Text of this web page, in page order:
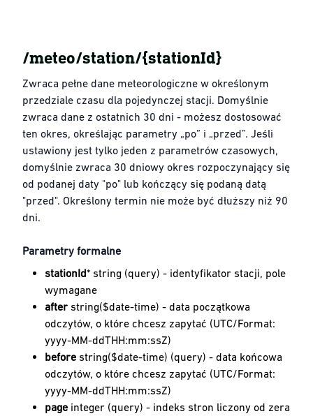
​/meteo/station/{stationId}
Zwraca pełne dane meteorologiczne w określonym
przedziale czasu dla pojedynczej stacji. Domyślnie
zwraca dane z ostatnich 30 dni - możesz dostosować
ten okres, określając parametry „po” i „przed”. Jeśli
ustawiony jest tylko jeden z parametrów czasowych,
domyślnie zwraca 30 dniowy okres rozpoczynający się
od podanej daty "po" lub kończący się podaną datą
"przed". Określony termin nie może być dłuższy niż 90
dni.
Parametry formalne
stationId* string (query) - identyfikator stacji, pole
wymagane
after string($date-time) - data początkowa
odczytów, o które chcesz zapytać (UTC/Format:
yyyy-MM-ddTHH:mm:ssZ)
before string($date-time) (query) - data końcowa
odczytów, o które chcesz zapytać (UTC/Format:
yyyy-MM-ddTHH:mm:ssZ)
page integer (query) - indeks stron liczony od zera